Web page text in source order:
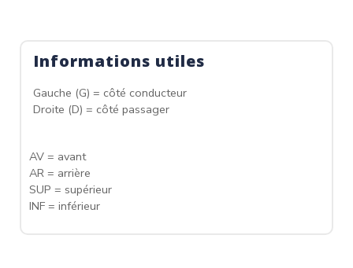
Informations utiles
Gauche (G) = côté conducteur
Droite (D) = côté passager
AV = avant
AR = arrière
SUP = supérieur
INF = inférieur